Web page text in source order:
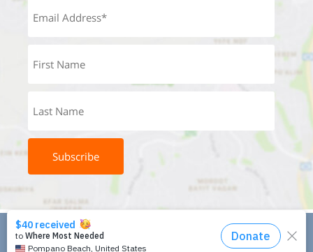
Designed by:
Studio Reut Tucker
Built by:Wordpress Development